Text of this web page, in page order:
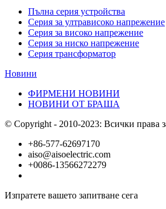
Пълна серия устройства
Серия за ултрависоко напрежение
Серия за високо напрежение
Серия за ниско напрежение
Серия трансформатор
Новини
ФИРМЕНИ НОВИНИ
НОВИНИ ОТ БРАША
© Copyright - 2010-2023: Всички права
+86-577-62697170
aiso@aisoelectric.com
+0086-13566272279
Изпратете вашето запитване сега